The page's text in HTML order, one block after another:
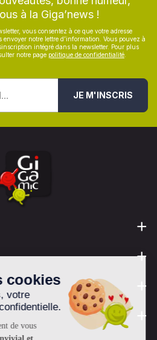
à la Giga’news !
vous consentez à ce que votre adresse
notre lettre d’information. Vous pouvez à
intégré dans la newsletter. Pour plus
notre page politique de confidentialité
JE M'INSCRIS